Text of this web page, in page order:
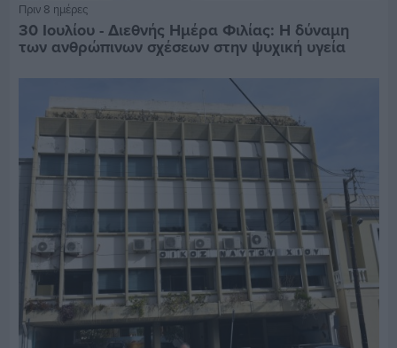
Πριν 8 ημέρες
30 Ιουλίου - Διεθνής Ημέρα Φιλίας: Η δύναμη
των ανθρώπινων σχέσεων στην ψυχική υγεία